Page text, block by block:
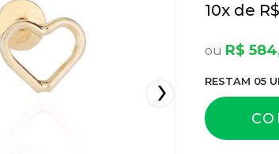
10x
R$
RESTAM 05